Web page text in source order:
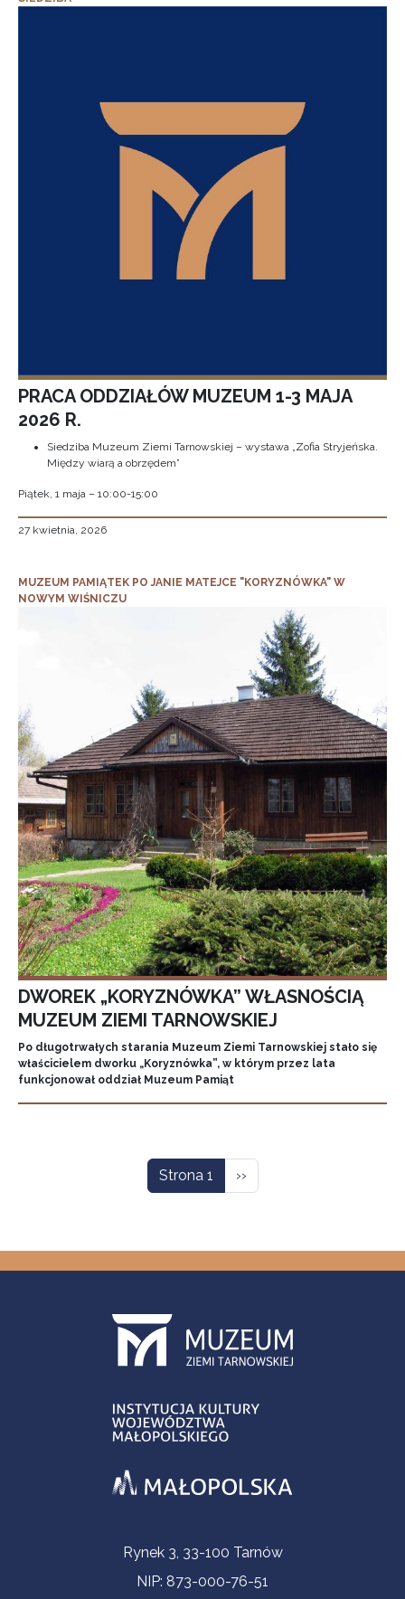
PRACA ODDZIAŁÓW MUZEUM 1-3 MAJA
2026 R.
Siedziba Muzeum Ziemi Tarnowskiej – wystawa „Zofia Stryjeńska.
Między wiarą a obrzędem”
Piątek, 1 maja – 10:00-15:00
27 kwietnia, 2026
MUZEUM PAMIĄTEK PO JANIE MATEJCE "KORYZNÓWKA" W
NOWYM WIŚNICZU
DWOREK „KORYZNÓWKA” WŁASNOŚCIĄ
MUZEUM ZIEMI TARNOWSKIEJ
Po długotrwałych starania Muzeum Ziemi Tarnowskiej stało się
właścicielem dworku „Koryznówka”, w którym przez lata
funkcjonował oddział Muzeum Pamiąt
Strona 1 Następna strona
››
Informacje kontaktoweRynek 3, 33-100 Tarnów
NIP: 873-000-76-51